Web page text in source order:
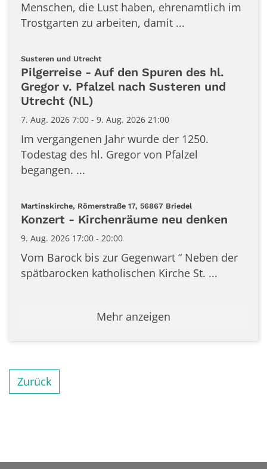
Menschen, die Lust haben, ehrenamtlich im
Trostgarten zu arbeiten, damit ...
Susteren und Utrecht:
Pilgerreise - Auf den Spuren des hl.
Gregor v. Pfalzel nach Susteren und
Utrecht (NL)
7. Aug. 2026 7:00 - 9. Aug. 2026 21:00
Im vergangenen Jahr wurde der 1250.
Todestag des hl. Gregor von Pfalzel
begangen. ...
Martinskirche, Römerstraße 17, 56867 Briedel
Konzert - Kirchenräume neu denken
9. Aug. 2026 17:00 - 20:00
Vom Barock bis zur Gegenwart “ Neben der
spätbarocken katholischen Kirche St. ...
Mehr anzeigen
Zurück